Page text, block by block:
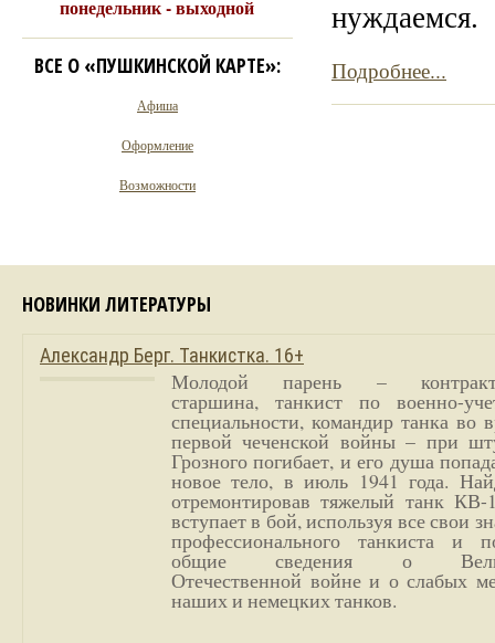
нуждаемся.
Подробнее...
понедельник - выходной
ВСЕ О «ПУШКИНСКОЙ КАРТЕ»:
Афиша
Оформление
Возможности
НОВИНКИ ЛИТЕРАТУРЫ
Александр Берг. Танкистка. 16+
Молодой парень –
старшина, танкист по военно-
специальности, командир танка во
первой чеченской войны – при
Грозного погибает, и его душа
новое тело, в июль 1941 года.
отремонтировав тяжелый танк
вступает в бой, используя все свои
профессионального танкиста и
общие сведения о
Отечественной войне и о слабых
наших и немецких танков.